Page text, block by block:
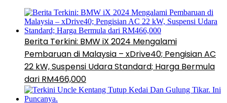
Berita Terkini: BMW iX 2024 Mengalami
Pembaruan di Malaysia – xDrive40; Pengisian AC
22 kW, Suspensi Udara Standard; Harga Bermula
dari RM466,000